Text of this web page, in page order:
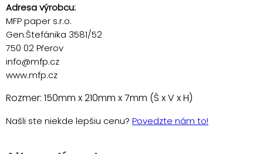
Adresa výrobcu:
MFP paper s.r.o.
Gen.Štefánika 3581/52
750 02 Přerov
info@mfp.cz
www.mfp.cz
Rozmer: 150mm x 210mm x 7mm (Š x V x H)
Našli ste niekde lepšiu cenu? Povedzte nám to!